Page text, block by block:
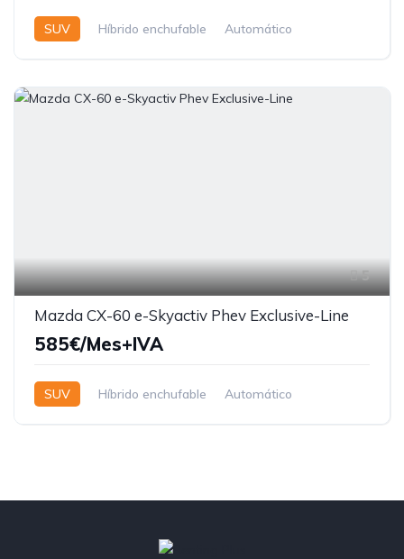
SUV Híbrido enchufable Automático
5
Mazda CX-60 e-Skyactiv Phev Exclusive-Line
585€/Mes+IVA
SUV Híbrido enchufable Automático